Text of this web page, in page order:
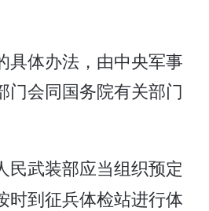
具体办法，由中央军事
门会同国务院有关部门
民武装部应当组织预定
时到征兵体检站进行体